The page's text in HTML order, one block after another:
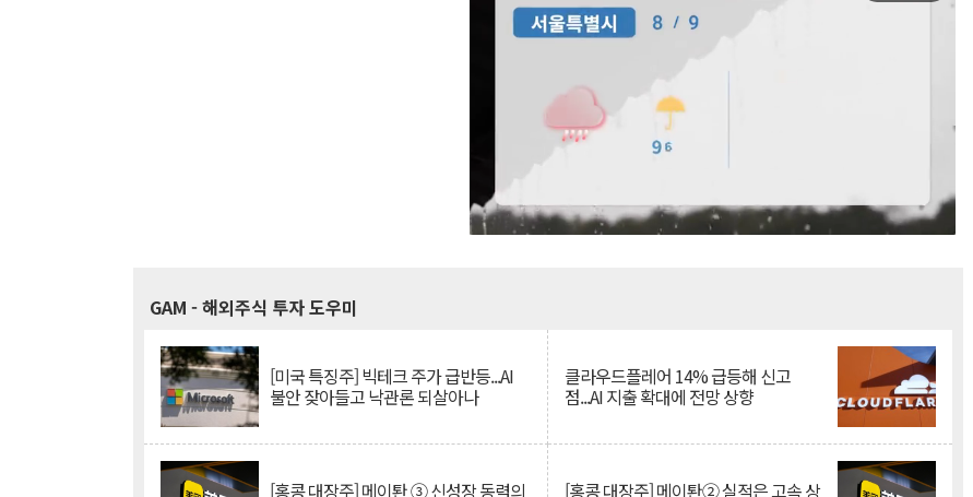
GAM - 해외주식 투자 도우미
[미국 특징주] 빅테크 주가 급반등...AI
불안 잦아들고 낙관론 되살아나
클라우드플레어 14% 급등해 신고
점...AI 지출 확대에 전망 상향
[홍콩 대장주] 메이퇀 ③ 신성장 동력의 [홍콩 대장주] 메이퇀② 실적은 고속 상